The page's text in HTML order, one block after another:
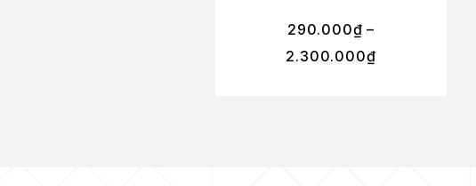
290.000₫ –
2.300.000₫